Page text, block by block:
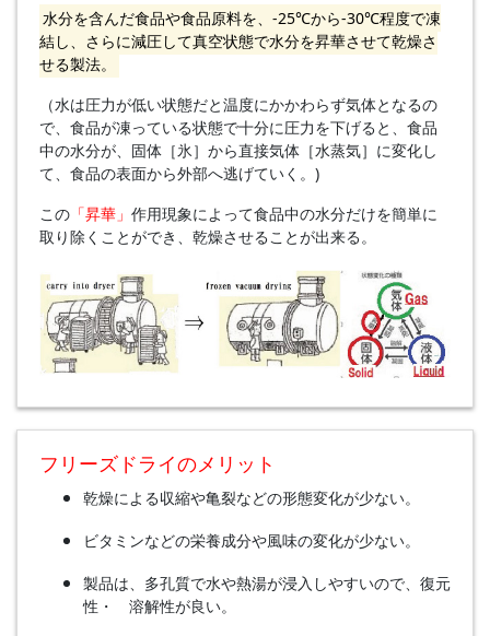
⽔分を含んだ⾷品や⾷品原料を、-25℃から-30℃程度で凍
結し、さらに減圧して真空状態で⽔分を昇華させて乾燥さ
せる製法。
（⽔は圧⼒が低い状態だと温度にかかわらず気体となるの
で、⾷品が凍っている状態で⼗分に圧⼒を下げると、⾷品
中の⽔分が、固体［氷］から直接気体［⽔蒸気］に変化し
て、⾷品の表⾯から外部へ逃げていく。)
この 「昇華」 作用現象によって⾷品中の⽔分だけを簡単に
取り除くことができ、乾燥させることが出来る。
フリーズドライのメリット
乾燥による収縮や⻲裂などの形態変化が少ない。
ビタミンなどの栄養成分や⾵味の変化が少ない。
製品は、多孔質で⽔や熱湯が浸⼊しやすいので、復元
性・ 溶解性が良い。